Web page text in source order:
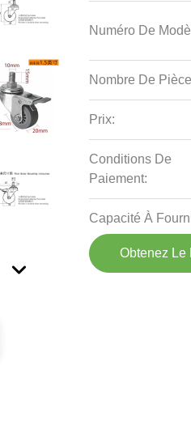
Numéro De
Nombre De
Prix:
Conditions De
Paiement:
Capacité À
Obtenez Le